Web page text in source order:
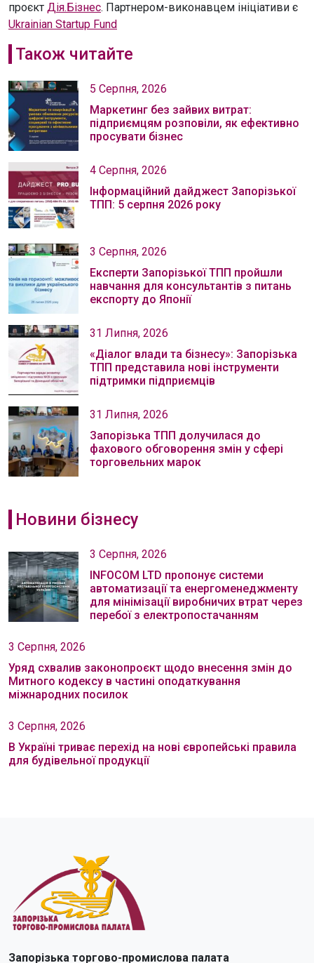
проєкт Дія.Бізнес. Партнером-виконавцем ініціативи є
Ukrainian Startup Fund
Також читайте
5 Серпня, 2026
Маркетинг без зайвих витрат:
підприємцям розповіли, як ефективно
просувати бізнес
4 Серпня, 2026
Інформаційний дайджест Запорізької
ТПП: 5 серпня 2026 року
3 Серпня, 2026
Експерти Запорізької ТПП пройшли
навчання для консультантів з питань
експорту до Японії
31 Липня, 2026
«Діалог влади та бізнесу»: Запорізька
ТПП представила нові інструменти
підтримки підприємців
31 Липня, 2026
Запорізька ТПП долучилася до
фахового обговорення змін у сфері
торговельних марок
Новини бізнесу
3 Серпня, 2026
INFOCOM LTD пропонує системи
автоматизації та енергоменеджменту
для мінімізації виробничих втрат через
перебої з електропостачанням
3 Серпня, 2026
Уряд схвалив законопроєкт щодо внесення змін до
Митного кодексу в частині оподаткування
міжнародних посилок
3 Серпня, 2026
В Україні триває перехід на нові європейські правила
для будівельної продукції
Запорізька торгово-промислова палата